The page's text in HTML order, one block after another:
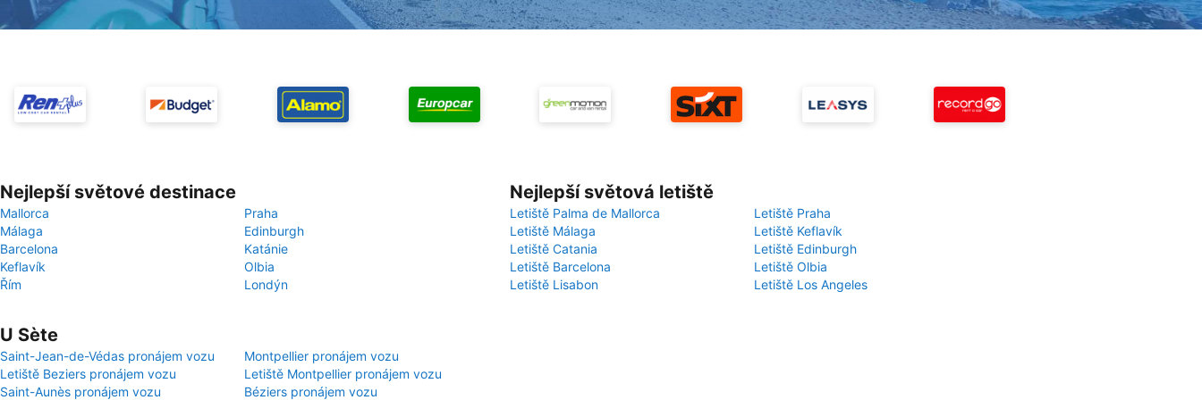
Nejlepší světové destinace
Mallorca
Praha
Málaga
Edinburgh
Barcelona
Katánie
Keflavík
Olbia
Řím
Londýn
Nejlepší světová letiště
Letiště Palma de Mallorca
Letiště Praha
Letiště Málaga
Letiště Keflavík
Letiště Catania
Letiště Edinburgh
Letiště Barcelona
Letiště Olbia
Letiště Lisabon
Letiště Los Angeles
U Sète
Saint-Jean-de-Védas pronájem vozu
Montpellier pronájem vozu
Letiště Beziers pronájem vozu
Letiště Montpellier pronájem vozu
Saint-Aunès pronájem vozu
Béziers pronájem vozu